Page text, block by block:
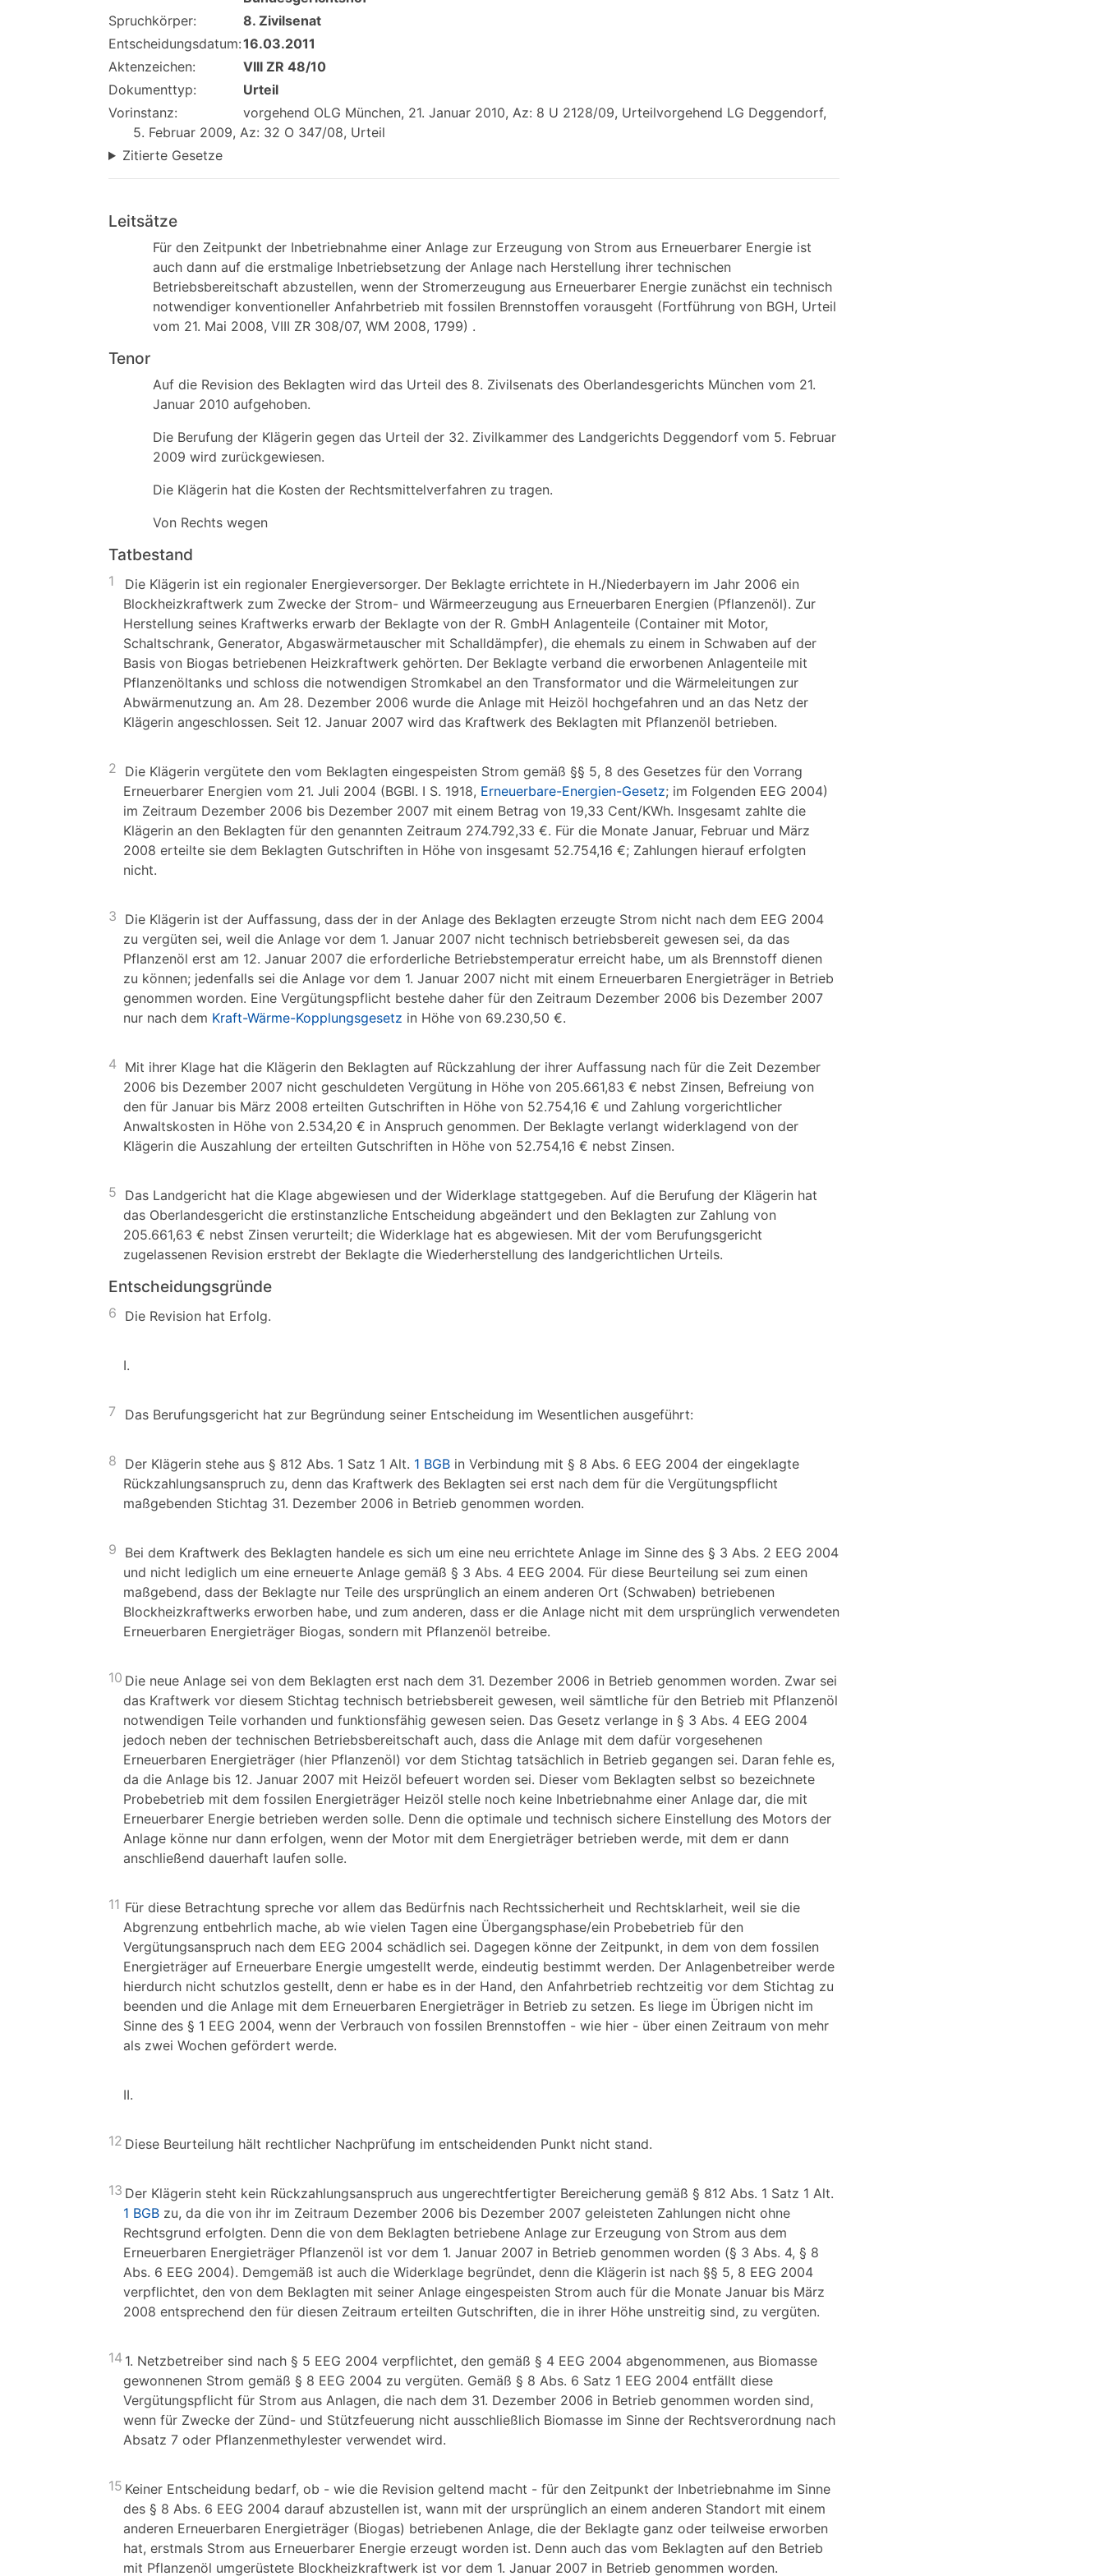
Spruchkörper:
8. Zivilsenat
Entscheidungsdatum:16.03.2011
Aktenzeichen:
VIII ZR 48/10
Dokumenttyp:
Urteil
Vorinstanz:
vorgehend OLG München, 21. Januar 2010, Az: 8 U 2128/09, Urteilvorgehend LG Deggendorf,
5. Februar 2009, Az: 32 O 347/08, Urteil
Zitierte Gesetze
Leitsätze
Für den Zeitpunkt der Inbetriebnahme einer Anlage zur Erzeugung von Strom aus Erneuerbarer Energie ist
auch dann auf die erstmalige Inbetriebsetzung der Anlage nach Herstellung ihrer technischen
Betriebsbereitschaft abzustellen, wenn der Stromerzeugung aus Erneuerbarer Energie zunächst ein technisch
notwendiger konventioneller Anfahrbetrieb mit fossilen Brennstoffen vorausgeht (Fortführung von BGH, Urteil
vom 21. Mai 2008, VIII ZR 308/07, WM 2008, 1799) .
Tenor
Auf die Revision des Beklagten wird das Urteil des 8. Zivilsenats des Oberlandesgerichts München vom 21.
Januar 2010 aufgehoben.
Die Berufung der Klägerin gegen das Urteil der 32. Zivilkammer des Landgerichts Deggendorf vom 5. Februar
2009 wird zurückgewiesen.
Die Klägerin hat die Kosten der Rechtsmittelverfahren zu tragen.
Von Rechts wegen
Tatbestand
1
Die Klägerin ist ein regionaler Energieversorger. Der Beklagte errichtete in H./Niederbayern im Jahr 2006 ein
Blockheizkraftwerk zum Zwecke der Strom- und Wärmeerzeugung aus Erneuerbaren Energien (Pflanzenöl). Zur
Herstellung seines Kraftwerks erwarb der Beklagte von der R. GmbH Anlagenteile (Container mit Motor,
Schaltschrank, Generator, Abgaswärmetauscher mit Schalldämpfer), die ehemals zu einem in Schwaben auf der
Basis von Biogas betriebenen Heizkraftwerk gehörten. Der Beklagte verband die erworbenen Anlagenteile mit
Pflanzenöltanks und schloss die notwendigen Stromkabel an den Transformator und die Wärmeleitungen zur
Abwärmenutzung an. Am 28. Dezember 2006 wurde die Anlage mit Heizöl hochgefahren und an das Netz der
Klägerin angeschlossen. Seit 12. Januar 2007 wird das Kraftwerk des Beklagten mit Pflanzenöl betrieben.
2 Die Klägerin vergütete den vom Beklagten eingespeisten Strom gemäß §§ 5, 8 des Gesetzes für den Vorrang
Erneuerbarer Energien vom 21. Juli 2004 (BGBl. I S. 1918, Erneuerbare-Energien-Gesetz; im Folgenden EEG 2004)
im Zeitraum Dezember 2006 bis Dezember 2007 mit einem Betrag von 19,33 Cent/KWh. Insgesamt zahlte die
Klägerin an den Beklagten für den genannten Zeitraum 274.792,33 €. Für die Monate Januar, Februar und März
2008 erteilte sie dem Beklagten Gutschriften in Höhe von insgesamt 52.754,16 €; Zahlungen hierauf erfolgten
nicht.
3 Die Klägerin ist der Auffassung, dass der in der Anlage des Beklagten erzeugte Strom nicht nach dem EEG 2004
zu vergüten sei, weil die Anlage vor dem 1. Januar 2007 nicht technisch betriebsbereit gewesen sei, da das
Pflanzenöl erst am 12. Januar 2007 die erforderliche Betriebstemperatur erreicht habe, um als Brennstoff dienen
zu können; jedenfalls sei die Anlage vor dem 1. Januar 2007 nicht mit einem Erneuerbaren Energieträger in Betrieb
genommen worden. Eine Vergütungspflicht bestehe daher für den Zeitraum Dezember 2006 bis Dezember 2007
nur nach dem Kraft-Wärme-Kopplungsgesetz in Höhe von 69.230,50 €.
4 Mit ihrer Klage hat die Klägerin den Beklagten auf Rückzahlung der ihrer Auffassung nach für die Zeit Dezember
2006 bis Dezember 2007 nicht geschuldeten Vergütung in Höhe von 205.661,83 € nebst Zinsen, Befreiung von
den für Januar bis März 2008 erteilten Gutschriften in Höhe von 52.754,16 € und Zahlung vorgerichtlicher
Anwaltskosten in Höhe von 2.534,20 € in Anspruch genommen. Der Beklagte verlangt widerklagend von der
Klägerin die Auszahlung der erteilten Gutschriften in Höhe von 52.754,16 € nebst Zinsen.
5 Das Landgericht hat die Klage abgewiesen und der Widerklage stattgegeben. Auf die Berufung der Klägerin hat
das Oberlandesgericht die erstinstanzliche Entscheidung abgeändert und den Beklagten zur Zahlung von
205.661,63 € nebst Zinsen verurteilt; die Widerklage hat es abgewiesen. Mit der vom Berufungsgericht
zugelassenen Revision erstrebt der Beklagte die Wiederherstellung des landgerichtlichen Urteils.
Entscheidungsgründe
6 Die Revision hat Erfolg.
I.
7 Das Berufungsgericht hat zur Begründung seiner Entscheidung im Wesentlichen ausgeführt:
8 Der Klägerin stehe aus § 812 Abs. 1 Satz 1 Alt. 1 BGB in Verbindung mit § 8 Abs. 6 EEG 2004 der eingeklagte
Rückzahlungsanspruch zu, denn das Kraftwerk des Beklagten sei erst nach dem für die Vergütungspflicht
maßgebenden Stichtag 31. Dezember 2006 in Betrieb genommen worden.
9 Bei dem Kraftwerk des Beklagten handele es sich um eine neu errichtete Anlage im Sinne des § 3 Abs. 2 EEG 2004
und nicht lediglich um eine erneuerte Anlage gemäß § 3 Abs. 4 EEG 2004. Für diese Beurteilung sei zum einen
maßgebend, dass der Beklagte nur Teile des ursprünglich an einem anderen Ort (Schwaben) betriebenen
Blockheizkraftwerks erworben habe, und zum anderen, dass er die Anlage nicht mit dem ursprünglich verwendeten
Erneuerbaren Energieträger Biogas, sondern mit Pflanzenöl betreibe.
10 Die neue Anlage sei von dem Beklagten erst nach dem 31. Dezember 2006 in Betrieb genommen worden. Zwar sei
das Kraftwerk vor diesem Stichtag technisch betriebsbereit gewesen, weil sämtliche für den Betrieb mit Pflanzenöl
notwendigen Teile vorhanden und funktionsfähig gewesen seien. Das Gesetz verlange in § 3 Abs. 4 EEG 2004
jedoch neben der technischen Betriebsbereitschaft auch, dass die Anlage mit dem dafür vorgesehenen
Erneuerbaren Energieträger (hier Pflanzenöl) vor dem Stichtag tatsächlich in Betrieb gegangen sei. Daran fehle es,
da die Anlage bis 12. Januar 2007 mit Heizöl befeuert worden sei. Dieser vom Beklagten selbst so bezeichnete
Probebetrieb mit dem fossilen Energieträger Heizöl stelle noch keine Inbetriebnahme einer Anlage dar, die mit
Erneuerbarer Energie betrieben werden solle. Denn die optimale und technisch sichere Einstellung des Motors der
Anlage könne nur dann erfolgen, wenn der Motor mit dem Energieträger betrieben werde, mit dem er dann
anschließend dauerhaft laufen solle.
11 Für diese Betrachtung spreche vor allem das Bedürfnis nach Rechtssicherheit und Rechtsklarheit, weil sie die
Abgrenzung entbehrlich mache, ab wie vielen Tagen eine Übergangsphase/ein Probebetrieb für den
Vergütungsanspruch nach dem EEG 2004 schädlich sei. Dagegen könne der Zeitpunkt, in dem von dem fossilen
Energieträger auf Erneuerbare Energie umgestellt werde, eindeutig bestimmt werden. Der Anlagenbetreiber werde
hierdurch nicht schutzlos gestellt, denn er habe es in der Hand, den Anfahrbetrieb rechtzeitig vor dem Stichtag zu
beenden und die Anlage mit dem Erneuerbaren Energieträger in Betrieb zu setzen. Es liege im Übrigen nicht im
Sinne des § 1 EEG 2004, wenn der Verbrauch von fossilen Brennstoffen - wie hier - über einen Zeitraum von mehr
als zwei Wochen gefördert werde.
II.
12 Diese Beurteilung hält rechtlicher Nachprüfung im entscheidenden Punkt nicht stand.
13 Der Klägerin steht kein Rückzahlungsanspruch aus ungerechtfertigter Bereicherung gemäß § 812 Abs. 1 Satz 1 Alt.
1 BGB zu, da die von ihr im Zeitraum Dezember 2006 bis Dezember 2007 geleisteten Zahlungen nicht ohne
Rechtsgrund erfolgten. Denn die von dem Beklagten betriebene Anlage zur Erzeugung von Strom aus dem
Erneuerbaren Energieträger Pflanzenöl ist vor dem 1. Januar 2007 in Betrieb genommen worden (§ 3 Abs. 4, § 8
Abs. 6 EEG 2004). Demgemäß ist auch die Widerklage begründet, denn die Klägerin ist nach §§ 5, 8 EEG 2004
verpflichtet, den von dem Beklagten mit seiner Anlage eingespeisten Strom auch für die Monate Januar bis März
2008 entsprechend den für diesen Zeitraum erteilten Gutschriften, die in ihrer Höhe unstreitig sind, zu vergüten.
14 1. Netzbetreiber sind nach § 5 EEG 2004 verpflichtet, den gemäß § 4 EEG 2004 abgenommenen, aus Biomasse
gewonnenen Strom gemäß § 8 EEG 2004 zu vergüten. Gemäß § 8 Abs. 6 Satz 1 EEG 2004 entfällt diese
Vergütungspflicht für Strom aus Anlagen, die nach dem 31. Dezember 2006 in Betrieb genommen worden sind,
wenn für Zwecke der Zünd- und Stützfeuerung nicht ausschließlich Biomasse im Sinne der Rechtsverordnung nach
Absatz 7 oder Pflanzenmethylester verwendet wird.
15 Keiner Entscheidung bedarf, ob - wie die Revision geltend macht - für den Zeitpunkt der Inbetriebnahme im Sinne
des § 8 Abs. 6 EEG 2004 darauf abzustellen ist, wann mit der ursprünglich an einem anderen Standort mit einem
anderen Erneuerbaren Energieträger (Biogas) betriebenen Anlage, die der Beklagte ganz oder teilweise erworben
hat, erstmals Strom aus Erneuerbarer Energie erzeugt worden ist. Denn auch das vom Beklagten auf den Betrieb
mit Pflanzenöl umgerüstete Blockheizkraftwerk ist vor dem 1. Januar 2007 in Betrieb genommen worden.